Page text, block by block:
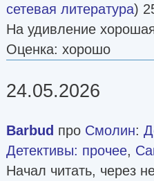
сетевая литература)
На удивление
Оценка: хорошо
24.05.2026
Barbud про Смолин:
Детективы: прочее,
Начал читать, через